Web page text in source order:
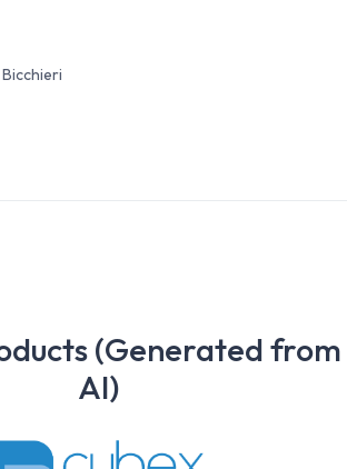
Bicchieri
(Generated from
AI)